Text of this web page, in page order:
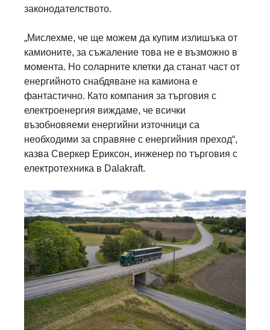
законодателството.
„Мислехме, че ще можем да купим излишъка от
камионите, за съжаление това не е възможно в
момента. Но соларните клетки да станат част от
енергийното снабдяване на камиона е
фантастично. Като компания за търговия с
електроенергия виждаме, че всички
възобновяеми енергийни източници са
необходими за справяне с енергийния преход“,
казва Сверкер Ериксон, инженер по търговия с
електротехника в Dalakraft.